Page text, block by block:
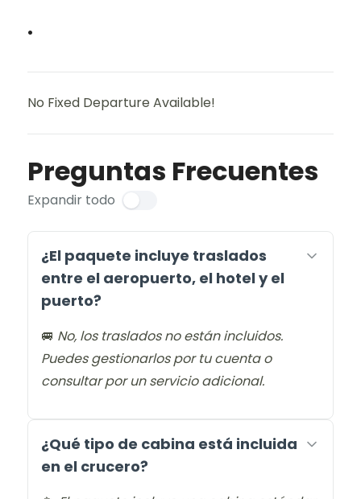
.
No Fixed Departure Available!
Preguntas Frecuentes
Expandir todo
¿El paquete incluye traslados
entre el aeropuerto, el hotel y el
puerto?
🚐 No, los traslados no están incluidos.
Puedes gestionarlos por tu cuenta o
consultar por un servicio adicional.
¿Qué tipo de cabina está incluida
en el crucero?